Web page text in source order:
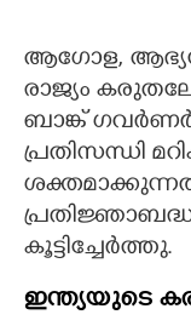
ആഗോള,
രാജ്യം
ബാങ്ക്
പ്രതിസന്ധി
കൂട്ടിച്ചേര്‍ത്തു.
ഇന്ത്യയുടെ